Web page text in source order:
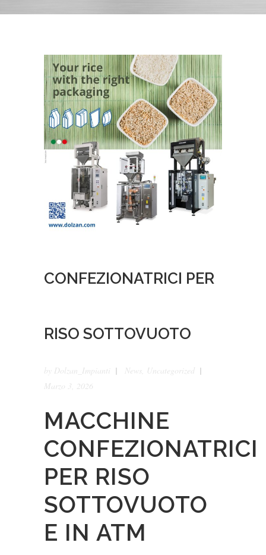
CONFEZIONATRICI PER
RISO SOTTOVUOTO
by Dolzan_Impianti News Uncategorized
Marzo 3, 2026
MACCHINE
CONFEZIONATRICI
PER RISO
SOTTOVUOTO
E IN ATM